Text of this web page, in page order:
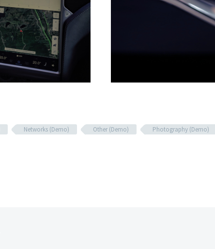
Networks (Demo) Other (Demo) Photography (Demo)